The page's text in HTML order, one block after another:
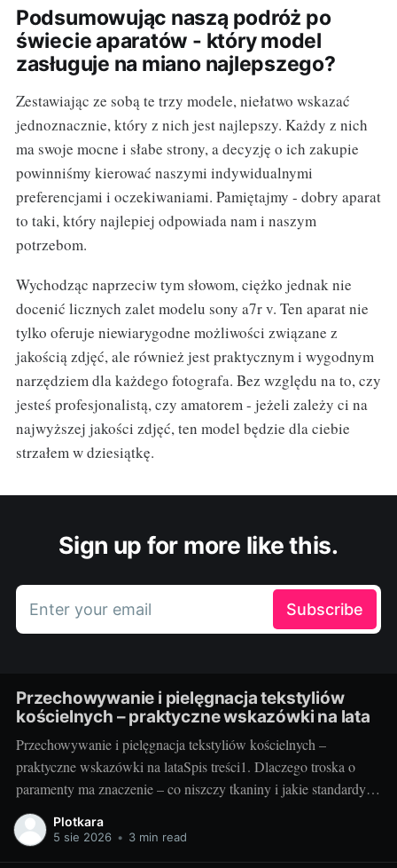
Podsumowując naszą podróż po
świecie aparatów - który model
zasługuje na miano najlepszego?
Zestawiając ze sobą te trzy modele, niełatwo wskazać
jednoznacznie, który z nich jest najlepszy. Każdy z nich
ma swoje mocne i słabe strony, a decyzję o ich zakupie
powinniśmy kierować naszymi indywidualnymi
preferencjami i oczekiwaniami. Pamiętajmy - dobry aparat
to taki, który najlepiej odpowiada nam i naszym
potrzebom.
Wychodząc naprzeciw tym słowom, ciężko jednak nie
docenić licznych zalet modelu sony a7r v. Ten aparat nie
tylko oferuje niewiarygodne możliwości związane z
jakością zdjęć, ale również jest praktycznym i wygodnym
narzędziem dla każdego fotografa. Bez względu na to, czy
jesteś profesjonalistą, czy amatorem - jeżeli zależy ci na
najwyższej jakości zdjęć, ten model będzie dla ciebie
strzałem w dziesiątkę.
Sign up for more like this.
Enter your email Subscribe
Przechowywanie i pielęgnacja tekstyliów
kościelnych – praktyczne wskazówki na lata
Przechowywanie i pielęgnacja tekstyliów kościelnych –
praktyczne wskazówki na lataSpis treści1. Dlaczego troska o
paramenty ma znaczenie – co niszczy tkaniny i jakie standardy
warto przyjąć2. Jak przechowywać i pielęgnować – praktyka
krok po kroku3. Szybki plan na lata – checklisty, nawyki i
Plotkara
5 sie 2026 • 3 min read